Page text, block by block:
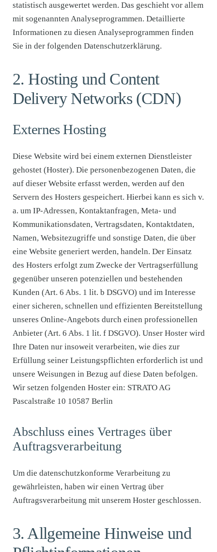
statistisch ausgewertet werden. Das geschieht vor allem
mit sogenannten Analyseprogrammen. Detaillierte
Informationen zu diesen Analyseprogrammen finden
Sie in der folgenden Datenschutzerklärung.
2. Hosting und Content
Delivery Networks (CDN)
Externes Hosting
Diese Website wird bei einem externen Dienstleister
gehostet (Hoster). Die personenbezogenen Daten, die
auf dieser Website erfasst werden, werden auf den
Servern des Hosters gespeichert. Hierbei kann es sich v.
a. um IP-Adressen, Kontaktanfragen, Meta- und
Kommunikationsdaten, Vertragsdaten, Kontaktdaten,
Namen, Websitezugriffe und sonstige Daten, die über
eine Website generiert werden, handeln. Der Einsatz
des Hosters erfolgt zum Zwecke der Vertragserfüllung
gegenüber unseren potenziellen und bestehenden
Kunden (Art. 6 Abs. 1 lit. b DSGVO) und im Interesse
einer sicheren, schnellen und effizienten Bereitstellung
unseres Online-Angebots durch einen professionellen
Anbieter (Art. 6 Abs. 1 lit. f DSGVO). Unser Hoster wird
Ihre Daten nur insoweit verarbeiten, wie dies zur
Erfüllung seiner Leistungspflichten erforderlich ist und
unsere Weisungen in Bezug auf diese Daten befolgen.
Wir setzen folgenden Hoster ein: STRATO AG
Pascalstraße 10 10587 Berlin
Abschluss eines Vertrages über
Auftragsverarbeitung
Um die datenschutzkonforme Verarbeitung zu
gewährleisten, haben wir einen Vertrag über
Auftragsverarbeitung mit unserem Hoster geschlossen.
3. Allgemeine Hinweise und